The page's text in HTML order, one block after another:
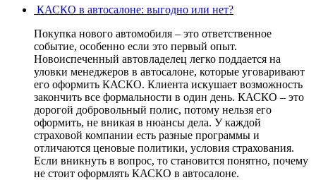
КАСКО в автосалоне: выгодно или нет?
Покупка нового автомобиля – это ответственное
событие, особенно если это первый опыт.
Новоиспеченный автовладелец легко поддается на
уловки менеджеров в автосалоне, которые уговаривают
его оформить КАСКО. Клиента искушает возможность
закончить все формальности в один день. КАСКО – это
дорогой добровольный полис, потому нельзя его
оформить, не вникая в нюансы дела. У каждой
страховой компании есть разные программы и
отличаются ценовые политики, условия страхования.
Если вникнуть в вопрос, то становится понятно, почему
не стоит оформлять КАСКО в автосалоне.